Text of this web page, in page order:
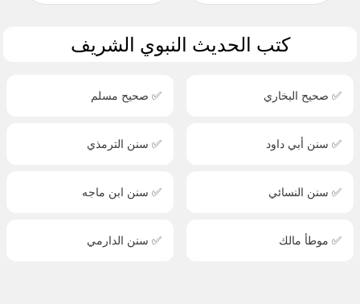
كتب الحديث النبوي الشريف
✅ صحيح البخاري ✅ صحيح مسلم
✅ سنن أبي داود ✅ سنن الترمذي
✅ سنن النسائي ✅ سنن ابن ماجه
✅ موطأ مالك ✅ سنن الدارمي